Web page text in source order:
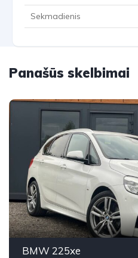
Sekmadienis
Panašūs skelbimai
BMW 225xe